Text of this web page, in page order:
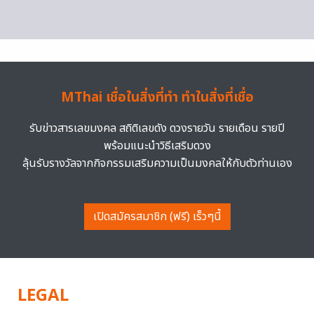
MThai เชื่อในสิ่งที่ทำ ทำในสิ่งที่เชื่อ
รับข่าวสารเลขมงคล สถิติเลขดัง ดวงรายวัน รายเดือน รายปี
พร้อมแนะนำวิธีเสริมดวง
ลุ้นรับรางวัลจากกิจกรรมเสริมความเป็นมงคลให้กับตัวท่านเอง
เปิดสมัครสมาชิก (ฟรี) เร็วๆนี้
LEGAL